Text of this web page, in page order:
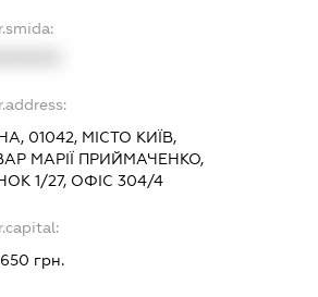
01042, МІСТО КИЇВ,
МАРІЇ ПРИЙМАЧЕНКО,
1/27, ОФІС 304/4
грн.